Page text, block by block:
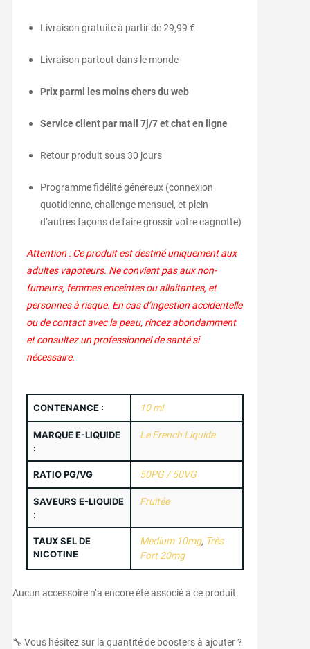
Livraison gratuite à partir de 29,99 €
Livraison partout dans le monde
Prix parmi les moins chers du web
Service client par mail 7j/7 et chat en ligne
Retour produit sous 30 jours
Programme fidélité généreux (connexion
quotidienne, challenge mensuel, et plein
d’autres façons de faire grossir votre cagnotte)
Attention : Ce produit est destiné uniquement aux
adultes vapoteurs. Ne convient pas aux non-
fumeurs, femmes enceintes ou allaitantes, et
personnes à risque. En cas d’ingestion accidentelle
ou de contact avec la peau, rincez abondamment
et consultez un professionnel de santé si
nécessaire.
CONTENANCE : 10 ml
MARQUE E-LIQUIDE
:
Le French Liquide
RATIO PG/VG 50PG / 50VG
SAVEURS E-LIQUIDE
:
Fruitée
TAUX SEL DE
NICOTINE
Medium 10mg, Très
Fort 20mg
Aucun accessoire n’a encore été associé à ce produit.
🔧 Vous hésitez sur la quantité de boosters à ajouter ?